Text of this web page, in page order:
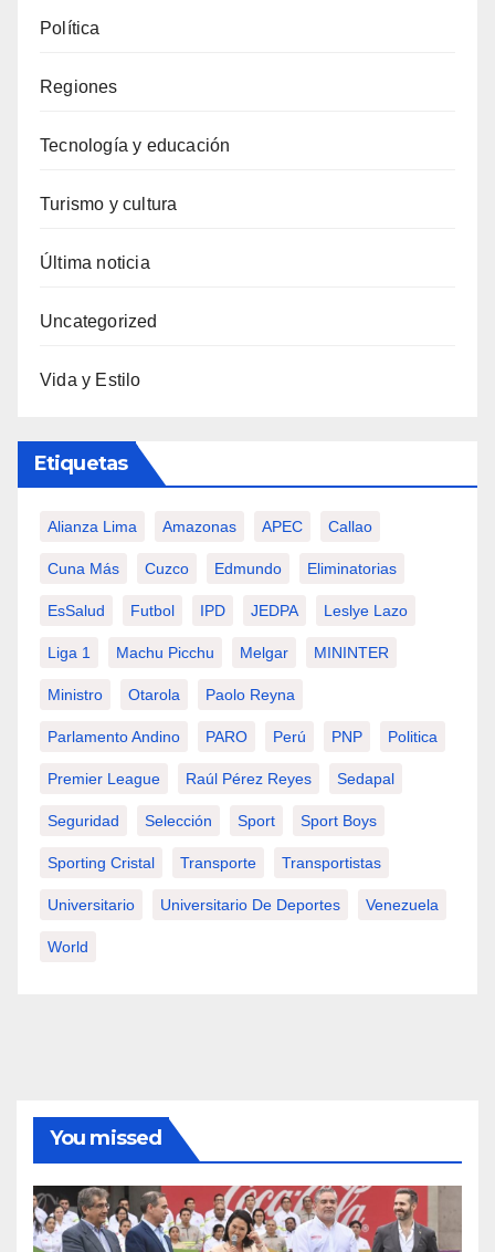
Política
Regiones
Tecnología y educación
Turismo y cultura
Última noticia
Uncategorized
Vida y Estilo
Etiquetas
Alianza Lima Amazonas APEC Callao
Cuna Más Cuzco Edmundo Eliminatorias
EsSalud Futbol IPD JEDPA Leslye Lazo
Liga 1 Machu Picchu Melgar MININTER
Ministro Otarola Paolo Reyna
Parlamento Andino PARO Perú PNP Politica
Premier League Raúl Pérez Reyes Sedapal
Seguridad Selección Sport Sport Boys
Sporting Cristal Transporte Transportistas
Universitario Universitario De Deportes Venezuela
World
You missed